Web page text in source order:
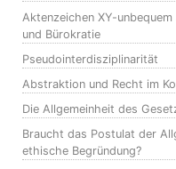
Aktenzeichen XY-
und Bürokratie
Pseudointerdisziplinarität
Abstraktion und Recht im
Die Allgemeinheit des
Braucht das Postulat der
ethische Begründung?